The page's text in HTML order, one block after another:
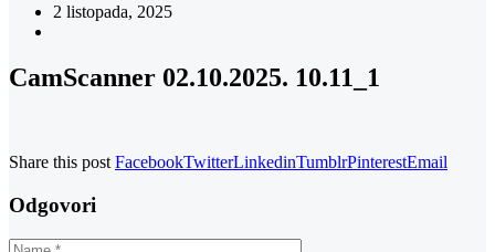
2 listopada, 2025
CamScanner 02.10.2025. 10.11_1
Share this post FacebookTwitterLinkedinTumblrPinterestEmail
Odgovori